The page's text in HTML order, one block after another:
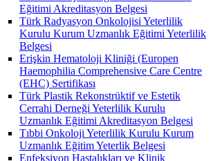
Eğitimi Akreditasyon Belgesi
Türk Radyasyon Onkolojisi Yeterlilik
Kurulu Kurum Uzmanlık Eğitimi Yeterlilik
Belgesi
Erişkin Hematoloji Kliniği (Europen
Haemophilia Comprehensive Care Centre
(EHC) Sertifikası
Türk Plastik Rekonstrüktif ve Estetik
Cerrahi Derneği Yeterlilik Kurulu
Uzmanlık Eğitimi Akreditasyon Belgesi
Tıbbi Onkoloji Yeterlilik Kurulu Kurum
Uzmanlık Eğitim Yeterlik Belgesi
Enfeksiyon Hastalıkları ve Klinik